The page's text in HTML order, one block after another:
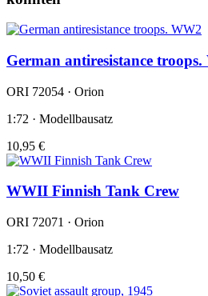
German antiresistance troops.
ORI 72054 · Orion
1:72 · Modellbausatz
10,95 €
WWII Finnish Tank Crew
ORI 72071 · Orion
1:72 · Modellbausatz
10,50 €